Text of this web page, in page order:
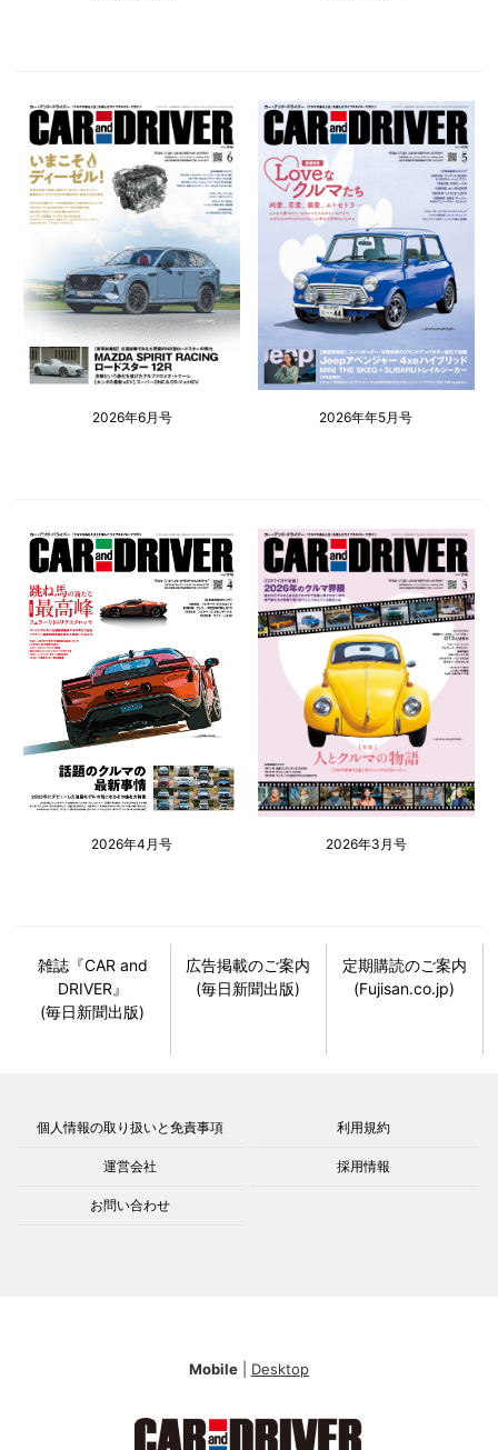
2026年6月号 2026年年5月号
2026年4月号 2026年3月号
雑誌『CAR and
DRIVER』
(毎日新聞出版)
広告掲載のご案内
(毎日新聞出版)
定期購読のご案内
(Fujisan.co.jp)
個人情報の取り扱いと免責事項 利用規約
運営会社 採用情報
お問い合わせ
Mobile Desktop